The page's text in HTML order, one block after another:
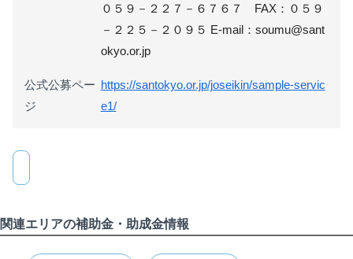
０５９－２２７－６７６７ FAX：０５９
－２２５－２０９５ E-mail：soumu@sant
okyo.or.jp
公式公募ペー
ジ
https://santokyo.or.jp/joseikin/sample-servic
e1/
関連エリアの補助金・助成金情報